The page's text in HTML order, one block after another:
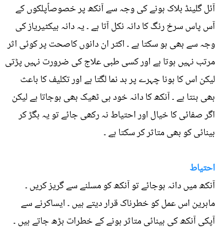
آئل گلینڈ بلاک ہونے کی وجہ سے آنکھ پر خصوصاًپلکوں کے
آس پاس سرخ رنگ کا دانہ نکل آتا ہے ۔ یہ دانہ بیکٹیریاز کی
وجہ سے بھی ہو سکتا ہے ۔ اکثر ان دانوں کاصحت پر کوئی اثر
مرتب نہیں ہوتا ہے اور کسی طبی علاج کی ضرورت نہیں پڑتی
لیکن اس کا ہونا چہرے پر بد نما لگتا ہے اور تکلیف کا باعث
بھی بنتا ہے ۔ آنکھ کا دانہ خود ہی ٹھیک بھی ہوجاتا ہے لیکن
اگر صفائی کا خیال اور احتیاط نہ رکھی جائے تو یہ بگڑ کر
بینائی کو بھی متاثر کر سکتا ہے ۔
احتیاط
آنکھ میں دانہ ہوجائے تو آنکھ کو مسلنے سے گریز کریں ۔
ماہرین اس عمل کو خطرناک قرار دیتے ہیں ۔ ایساکرنے سے
آپکی آنکھ کی بینائی متاثر ہونے کے خطرات بڑھ جاتے ہیں ۔